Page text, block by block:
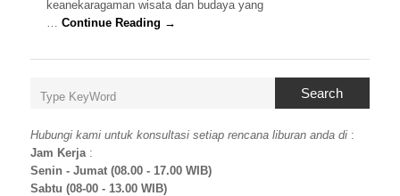
keanekaragaman wisata dan budaya yang
…Continue Reading →
Search
Hubungi kami untuk konsultasi setiap rencana liburan anda di :
Jam Kerja:
Senin - Jumat (08.00 - 17.00 WIB)
Sabtu (08-00 - 13.00 WIB)